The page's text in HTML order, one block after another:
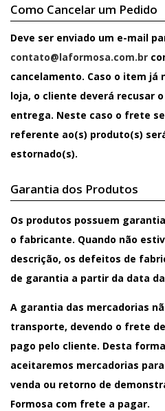
Como Cancelar um Pedido
Deve ser enviado um e-mail
contato@laformosa.com.br
cancelamento. Caso o item já
loja, o cliente deverá recusar
entrega. Neste caso o frete
referente ao(s) produto(s)
estornado(s).
Garantia dos Produtos
Os produtos possuem
o fabricante. Quando não
descrição, os defeitos de
de garantia a partir da data
A garantia das mercadorias
transporte, devendo o frete
pago pelo cliente. Desta
aceitaremos mercadorias
venda ou retorno de
Formosa com frete a pagar.